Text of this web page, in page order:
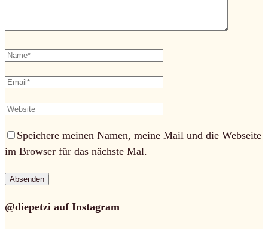
Speichere meinen Namen, meine Mail und die Webseite
im Browser für das nächste Mal.
@diepetzi auf Instagram